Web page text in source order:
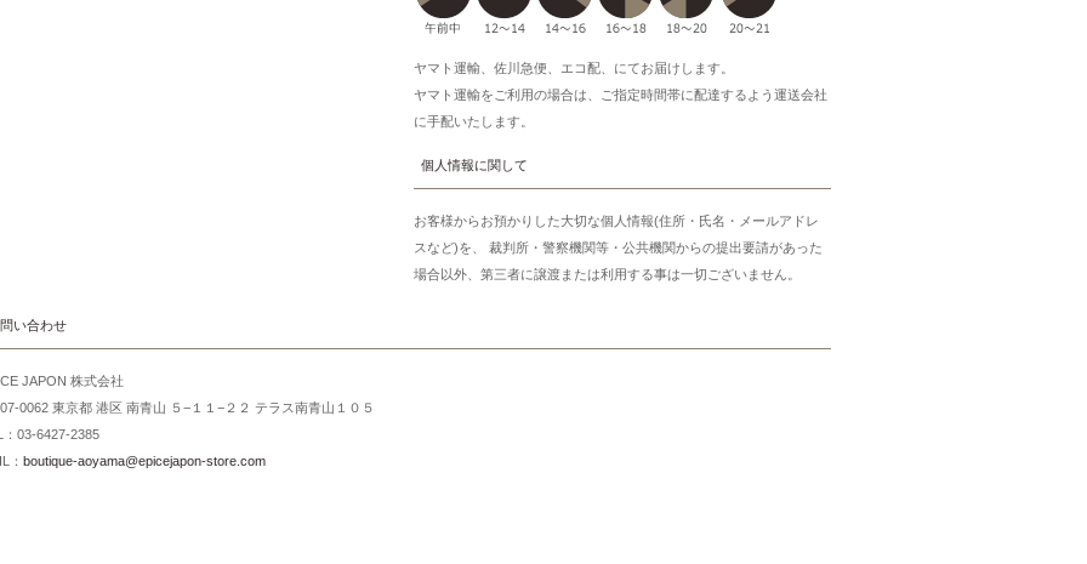
ヤマト運輸、佐川急便、エコ配、にてお届けします。
ヤマト運輸をご利用の場合は、ご指定時間帯に配達するよう運送会社
に手配いたします。
個人情報に関して
お客様からお預かりした大切な個人情報(住所・氏名・メールアドレ
スなど)を、 裁判所・警察機関等・公共機関からの提出要請があった
場合以外、第三者に譲渡または利用する事は一切ございません。
い合わせ
JAPON 株式会社
0062 東京都 港区 南青山 ５−１１−２２ テラス南青山１０５
：03-6427-2385
： boutique-aoyama@epicejapon-store.com